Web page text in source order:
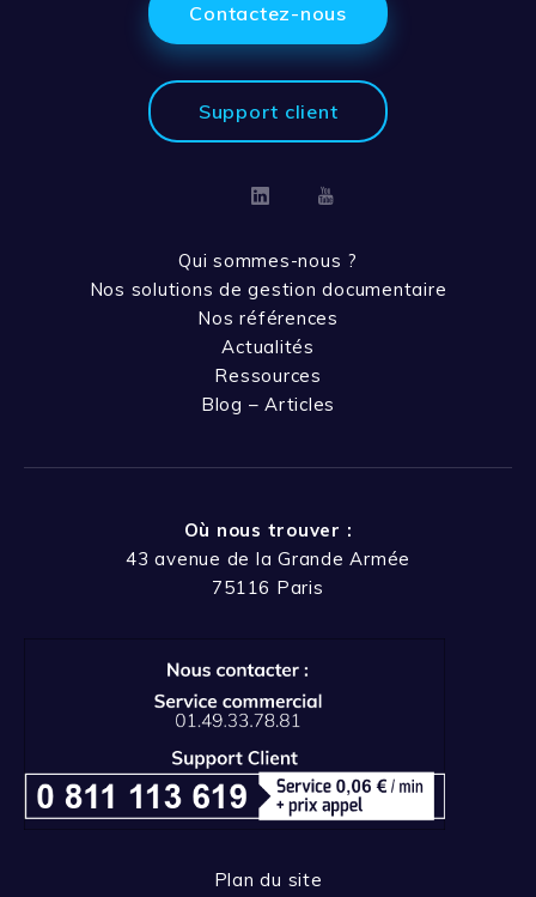
Contactez-nous
Support client
LinkedinYoutube
Qui sommes-nous ?
Nos solutions de gestion documentaire
Nos références
Actualités
Ressources
Blog – Articles
Où nous trouver :
43 avenue de la Grande Armée
75116 Paris
Plan du site